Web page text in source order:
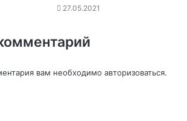
27.05.2021
вам необходимо авторизоваться.